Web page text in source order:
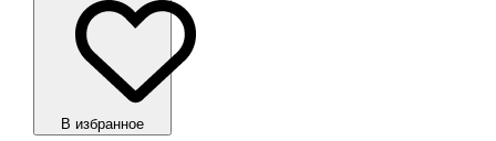
В избранноe